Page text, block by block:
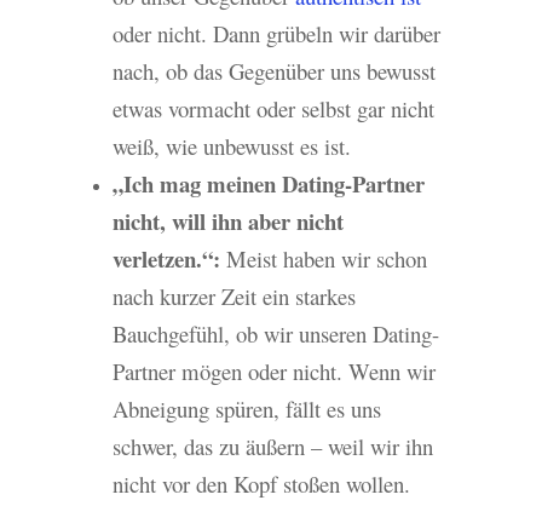
oder nicht. Dann grübeln wir darüber
nach, ob das Gegenüber uns bewusst
etwas vormacht oder selbst gar nicht
weiß, wie unbewusst es ist.
„Ich mag meinen Dating-Partner
nicht, will ihn aber nicht
verletzen.“: Meist haben wir schon
nach kurzer Zeit ein starkes
Bauchgefühl, ob wir unseren Dating-
Partner mögen oder nicht. Wenn wir
Abneigung spüren, fällt es uns
schwer, das zu äußern – weil wir ihn
nicht vor den Kopf stoßen wollen.